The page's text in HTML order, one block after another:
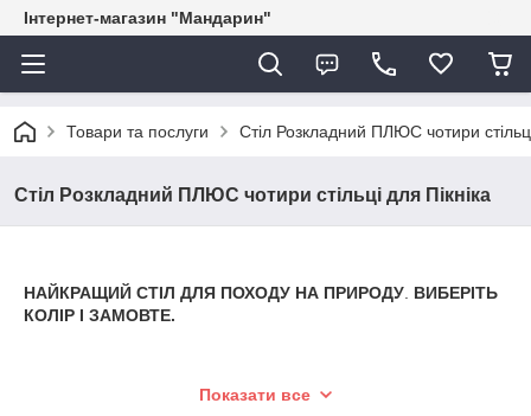
Інтернет-магазин "Мандарин"
Товари та послуги Стіл Розкладний ПЛЮС чотири
Стіл Розкладний ПЛЮС чотири стільці для Пікніка
НАЙКРАЩИЙ СТІЛ ДЛЯ ПОХОДУ НА ПРИРОДУ ВИБЕРІТЬ
КОЛІР І ЗАМОВТЕ.
Показати все